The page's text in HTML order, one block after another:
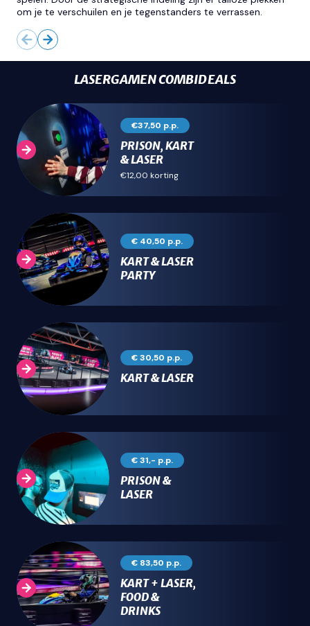
om je te verschuilen en je tegenstanders te verrassen.
LASERGAMEN COMBIDEALS
€37,50 p.p.
PRISON, KART
& LASER
€12,00 korting
€ 40,50 p.p.
KART & LASER
PARTY
€ 30,50 p.p.
KART & LASER
€ 31,- p.p.
PRISON &
LASER
€ 83,50 p.p.
KART + LASER,
FOOD &
DRINKS